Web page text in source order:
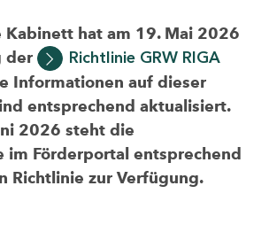
Kabinett hat am 19. Mai 2026
der
Richtlinie GRW RIGA
Informationen auf dieser
entsprechend aktualisiert.
2026 steht die
im Förderportal entsprechend
Richtlinie zur Verfügung.